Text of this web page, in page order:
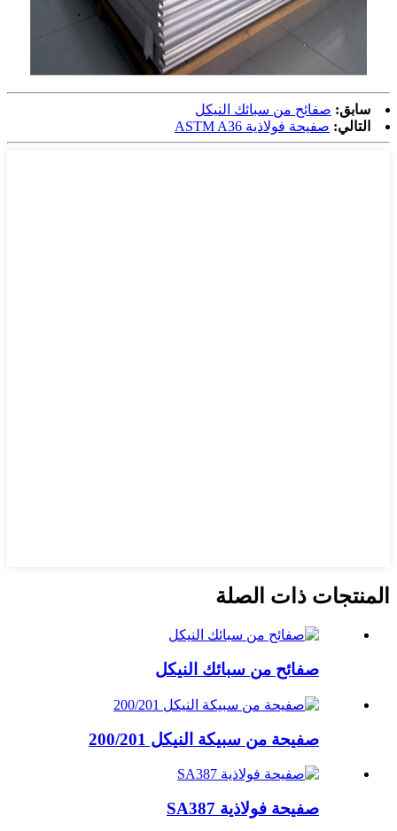
سابق: صفائح من سبائك النيكل
التالي: صفيحة فولاذية ASTM A36
المنتجات ذات الصلة
صفائح من سبائك النيكل
صفيحة من سبيكة النيكل 200/201
صفيحة فولاذية SA387